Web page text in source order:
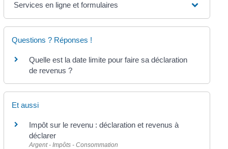
Services en ligne et formulaires
Questions ? Réponses !
Quelle est la date limite pour faire sa déclaration
de revenus ?
Et aussi
Impôt sur le revenu : déclaration et revenus à
déclarer
Argent - Impôts - Consommation